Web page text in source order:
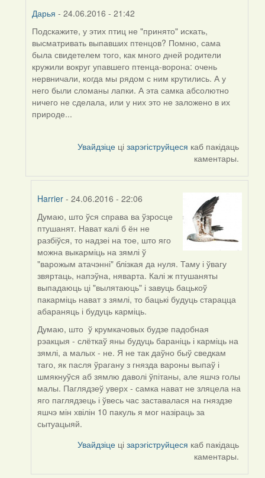
Дарья - 24.06.2016 - 21:42
In
reply
to
by
Harrier
Подскажите, у этих птиц не "принято" искать,
высматривать выпавших птенцов? Помню, сама
была свидетелем того, как много дней родители
кружили вокруг упавшего птенца-ворона: очень
нервничали, когда мы рядом с ним крутились. А у
него были сломаны лапки. А эта самка абсолютно
ничего не сделала, или у них это не заложено в их
природе...
Увайдзіце цізарэгіструйцеся каб пакідаць
каментары.
Harrier - 24.06.2016 - 22:06
In
reply
to
by
Дарья
Думаю, што ўся справа ва ўзросце
птушанят. Нават калі б ён не
разбіўся, то надзеі на тое, што яго
можна выкарміць на зямлі ў
"варожым атачэнні" блізкая да нуля. Таму і ўвагу
звяртаць, напэўна, няварта. Калі ж птушаняты
выпадаюць ці "вылятаюць" і завуць бацькоў
пакарміць нават з зямлі, то бацькі будуць старацца
абараняць і будуць карміць.
Думаю, што ў крумкачовых будзе падобная
рэакцыя - слёткаў яны будуць бараніць і карміць на
зямлі, а малых - не. Я не так даўно быў сведкам
таго, як пасля ўрагану з гнязда вароны выпаў і
шмякнуўся аб зямлю даволі ўпітаны, але яшчэ голы
малы. Паглядзеў уверх - самка нават не зляцела на
яго паглядзець і ўвесь час заставалася на гняздзе
яшчэ мін хвілін 10 пакуль я мог назіраць за
сытуацыяй.
Увайдзіце цізарэгіструйцеся каб пакідаць
каментары.